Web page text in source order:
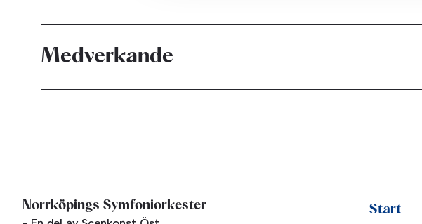
Medverkande
Norrköpings Symfoniorkester Start